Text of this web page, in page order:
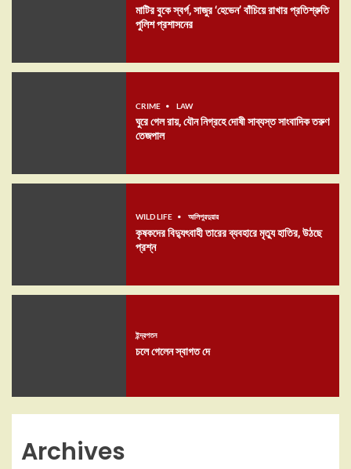
মাটির বুকে স্বর্গ, সাজুর ‘হেভেন’ বাঁচিয়ে রাখার প্রতিশ্রুতি
পুলিশ প্রশাসনের
CRIME LAW
ঘুরে গেল রায়, যৌন নিগ্রহে দোষী সাব্যস্ত সাংবাদিক তরুণ
তেজপাল
WILD LIFE আলিপুরদুয়ার
কৃষকদের বিদ্যুৎবাহী তারের ব্যবহারে মৃত্যু হাতির, উঠছে
প্রশ্ন
ইন্দ্রপতন
চলে গেলেন স্বাগত দে
Archives